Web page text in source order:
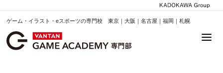
ゲーム・イラスト・eスポーツの専門校 東京｜大阪｜名古屋｜福岡｜札幌